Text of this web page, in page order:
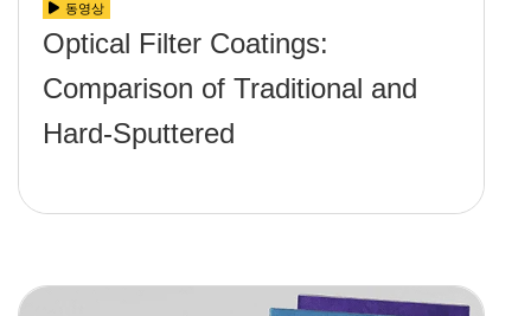
동영상
Optical Filter Coatings:
Comparison of Traditional and
Hard-Sputtered